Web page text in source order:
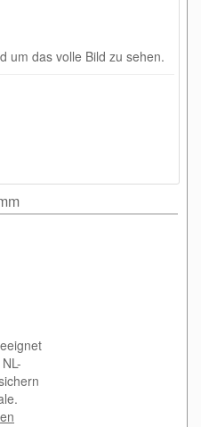
um das volle Bild zu sehen.